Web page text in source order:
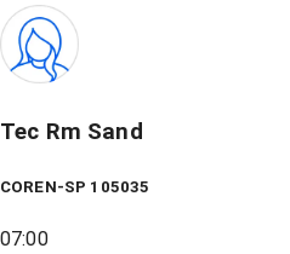
Tec Rm Sand
COREN-SP 105035
07:00